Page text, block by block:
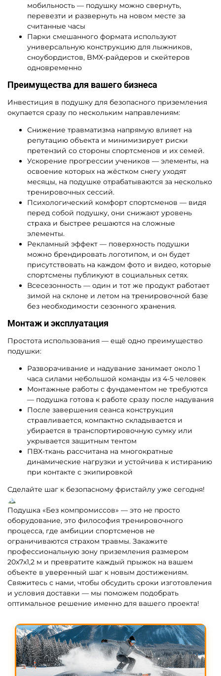
мобильность — подушку можно свернуть,
перевезти и развернуть на новом месте за
считанные часы
Парки смешанного формата используют
универсальную конструкцию для лыжников,
сноубордистов, BMX-райдеров и скейтеров
одновременно
Преимущества для вашего бизнеса
Инвестиция в подушку для безопасного приземления
окупается сразу по нескольким направлениям:
Снижение травматизма напрямую влияет на
репутацию объекта и минимизирует риски
претензий со стороны спортсменов и их семей.
Ускорение прогрессии учеников — элементы, на
освоение которых на жёстком снегу уходят
месяцы, на подушке отрабатываются за несколько
тренировочных сессий.
Психологический комфорт спортсменов — видя
перед собой подушку, они снижают уровень
страха и быстрее решаются на сложные
элементы.
Рекламный эффект — поверхность подушки
можно брендировать логотипом, и он будет
присутствовать на каждом фото и видео, которые
спортсмены публикуют в социальных сетях.
Всесезонность — один и тот же продукт работает
зимой на склоне и летом на тренировочной базе
без необходимости сезонного хранения.
Монтаж и эксплуатация
Простота использования — ещё одно преимущество
подушки:
Разворачивание и надувание занимает около 1
часа силами небольшой команды из 4-5 человек
Монтажные работы с фундаментом не требуются
— подушка готова к работе сразу после надувания
После завершения сеанса конструкция
стравливается, компактно складывается и
убирается в транспортировочную сумку или
укрывается защитным тентом
ПВХ-ткань рассчитана на многократные
динамические нагрузки и устойчива к истиранию
при контакте с экипировкой
Сделайте шаг к безопасному фристайлу уже сегодня!
🏔️
Подушка «Без компромиссов» — это не просто
оборудование, это философия тренировочного
процесса, где амбиции спортсменов не
ограничиваются страхом травмы. Закажите
профессиональную зону приземления размером
20x7x1,2 м и превратите каждый прыжок на вашем
объекте в уверенный шаг к новым достижениям.
Свяжитесь с нами, чтобы обсудить сроки изготовления
и условия доставки — мы поможем подобрать
оптимальное решение именно для вашего проекта!